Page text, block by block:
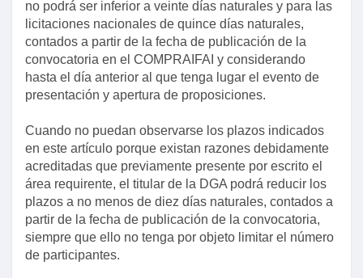
no podrá ser inferior a veinte días naturales y para las
licitaciones nacionales de quince días naturales,
contados a partir de la fecha de publicación de la
convocatoria en el COMPRAIFAI y considerando
hasta el día anterior al que tenga lugar el evento de
presentación y apertura de proposiciones.
Cuando no puedan observarse los plazos indicados
en este artículo porque existan razones debidamente
acreditadas que previamente presente por escrito el
área requirente, el titular de la DGA podrá reducir los
plazos a no menos de diez días naturales, contados a
partir de la fecha de publicación de la convocatoria,
siempre que ello no tenga por objeto limitar el número
de participantes.
Artículo 11
Artículo 12
Artículo 13
Artículo 14
Artículo 15
Artículo 16
Título segundo
Artículo 17
Artículo 18
Artículo 19